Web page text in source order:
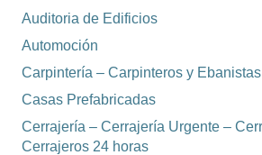
Auditoria de Edificios
Automoción
Carpintería – Carpinteros y Ebanistas
Casas Prefabricadas
Cerrajería – Cerrajería Urgente –
Cerrajeros 24 horas